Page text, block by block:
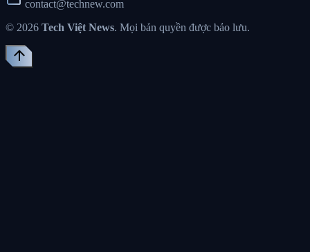
contact@technew.com
© 2026 Tech Việt News. Mọi bản quyền được bảo lưu.
arrow_upward